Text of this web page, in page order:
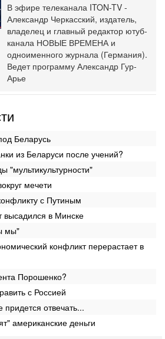
В эфире телеканала ITON-TV -
Александр Черкасский, издатель,
владелец и главный редактор ютуб-
канала НОВЫЕ ВРЕМЕНА и
одноименного журнала (Германия).
Ведет программу Александр Гур-
Арье
Беларусь
из Беларуси после учений?
"мультикультурности"
мечети
с Путиным
высадился в Минске
мы"
конфликт перерастает в
Порошенко?
с Россией
отвечать...
американские деньги